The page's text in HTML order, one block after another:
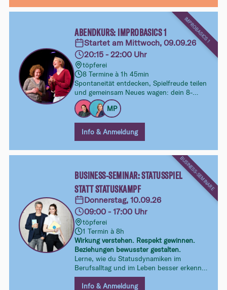
IMPROBASICS 1
ABENDKURS: IMPROBASICS 1
Startet am Mittwoch, 09.09.26
20:15 - 22:00 Uhr
töpferei
8 Termine à 1h 45min
Spontaneität entdecken, Spielfreude teilen
und gemeinsam Neues wagen: dein 8-
Wochen-Kurs im Improtheater. Ohne
Vorkenntnisse, ohne Druck – dafür mit viel
Lust aufs Ausprobieren und Entdecken.
MP
Info & Anmeldung
BUSINESS-SEMINARE
BUSINESS-SEMINAR: STATUSSPIEL
STATT STATUSKAMPF
Donnerstag, 10.09.26
09:00 - 17:00 Uhr
töpferei
1 Termin à 8h
Wirkung verstehen. Respekt gewinnen.
Beziehungen bewusster gestalten.
Lerne, wie du Statusdynamiken im
Berufsalltag und im Leben besser erkennst
und gezielt damit umgehst – klarer,
respektvoller und mit mehr
Info & Anmeldung